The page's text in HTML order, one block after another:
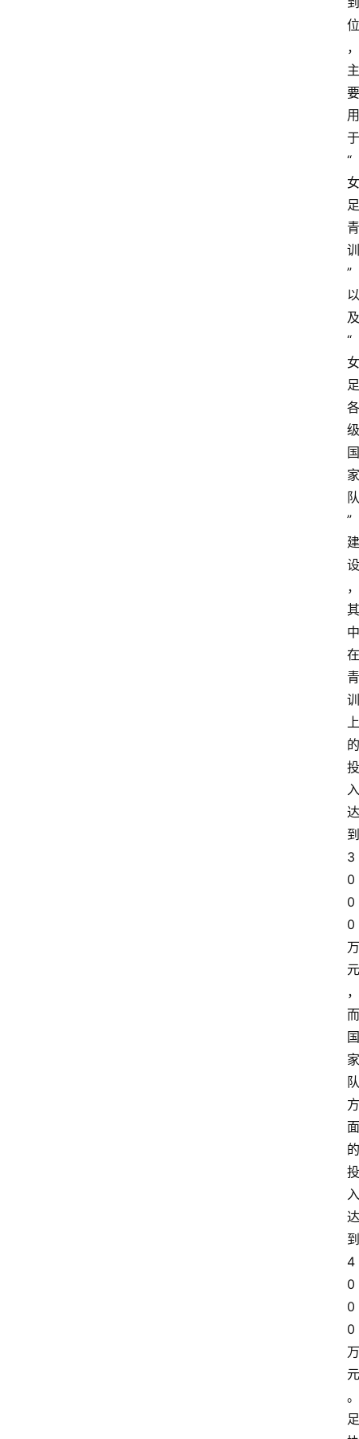
位
，
主
要
用
于
“
女
足
青
训
”
以
及
“
女
足
各
级
国
家
队
”
建
设
，
其
中
在
青
训
上
的
投
入
达
到
3
0
0
0
万
元
，
而
国
家
队
方
面
的
投
入
达
到
4
0
0
0
万
元
。
足